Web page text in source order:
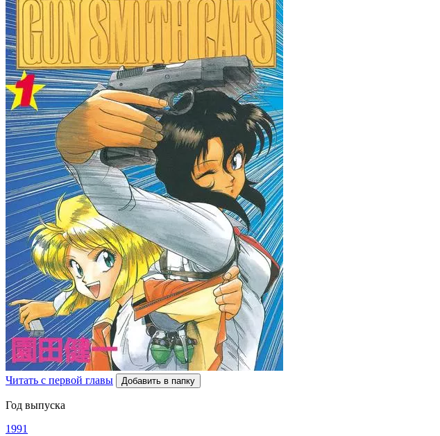
Читать с первой главы Добавить в папку
Год выпуска
1991